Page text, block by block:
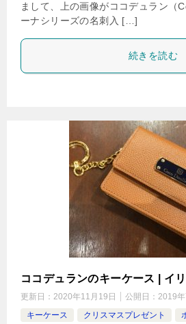
まして、上の画像がココデュラン（
ーナシリーズの名刺入 […]
続きを読む
ココデュランのキーケース | イ
更新日： 2020年11月19日 公開日： 2019年
キーケース
クリスマスプレゼント